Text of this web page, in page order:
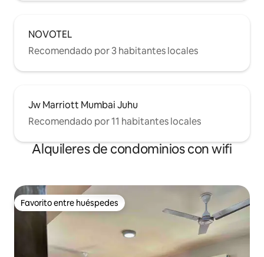
NOVOTEL
Recomendado por 3 habitantes locales
Jw Marriott Mumbai Juhu
Recomendado por 11 habitantes locales
Alquileres de condominios con wifi
Favorito entre huéspedes
Favorito entre huéspedes